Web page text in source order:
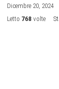
Dicembre 20, 2024
Letto 768 volte